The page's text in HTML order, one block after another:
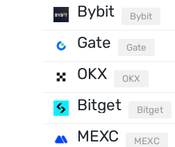
Bybit Bybit
Gate Gate
OKX OKX
Bitget Bitget
MEXC MEXC